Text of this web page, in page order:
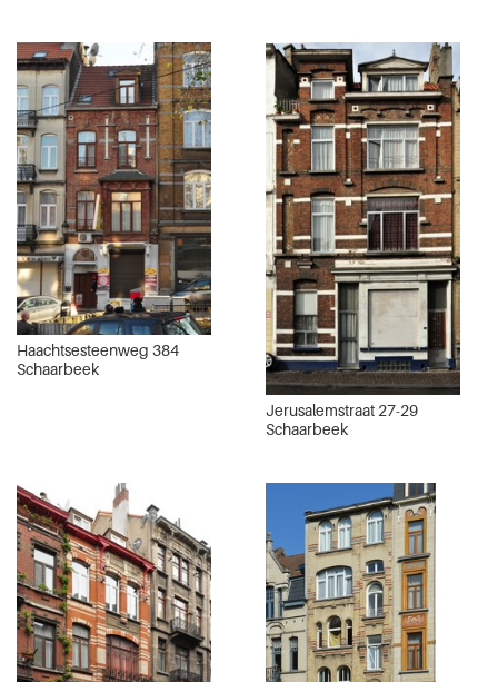
Haachtsesteenweg 384
Schaarbeek
Jerusalemstraat 27-29
Schaarbeek